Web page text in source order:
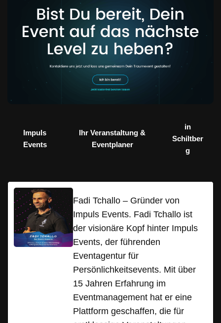
Impuls
Events
Ihr Veranstaltung &
Eventplaner
in
Schiltber
g
Fadi Tchallo – Gründer von
Impuls Events. Fadi Tchallo ist
der visionäre Kopf hinter Impuls
Events, der führenden
Eventagentur für
Persönlichkeitsevents. Mit über
15 Jahren Erfahrung im
Eventmanagement hat er eine
Plattform geschaffen, die für